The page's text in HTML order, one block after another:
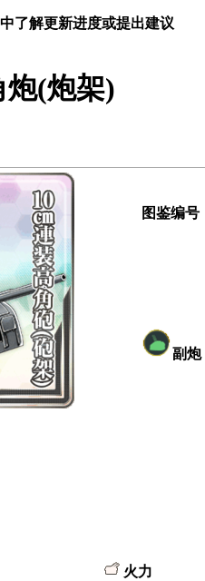
中了解更新进度或提出建议
炮(炮架)
图鉴编号
副炮
火力